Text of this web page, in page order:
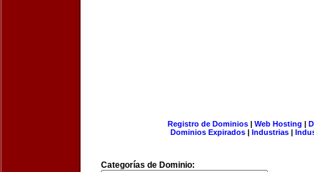
Registro de Dominios| Web Hosting |
Dominios Expirados | Industrias |
Categorías de Dominio: